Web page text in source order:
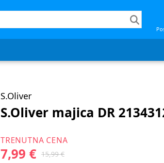
S.Oliver
S.Oliver majica DR
TRENUTNA CENA
7,99 € 15,99 €